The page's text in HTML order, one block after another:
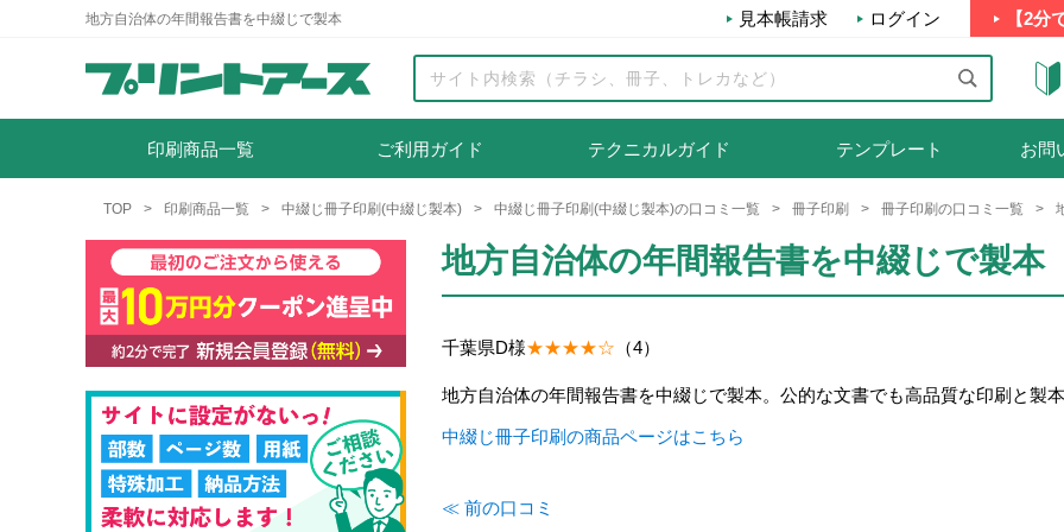
地方自治体の年間報告書を中綴じで製本 見本帳請求 ログイン 【2分
印刷商品一覧 ご利用ガイド テクニカルガイド テンプレート お問
TOP 印刷商品一覧 中綴じ冊子印刷(中綴じ製本) 中綴じ冊子印刷(中綴じ製本)の口コミ一覧 冊子印刷 冊子印刷の口コミ一覧
地方自治体の年間報告書を中綴じで製本
千葉県D様 （4）
地方自治体の年間報告書を中綴じで製本。公的な文書でも高品質な印刷と製
中綴じ冊子印刷の商品ページはこちら
≪ 前の口コミ